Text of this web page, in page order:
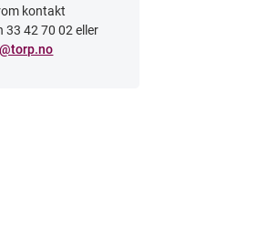
kontakt
33 42 70 02 eller